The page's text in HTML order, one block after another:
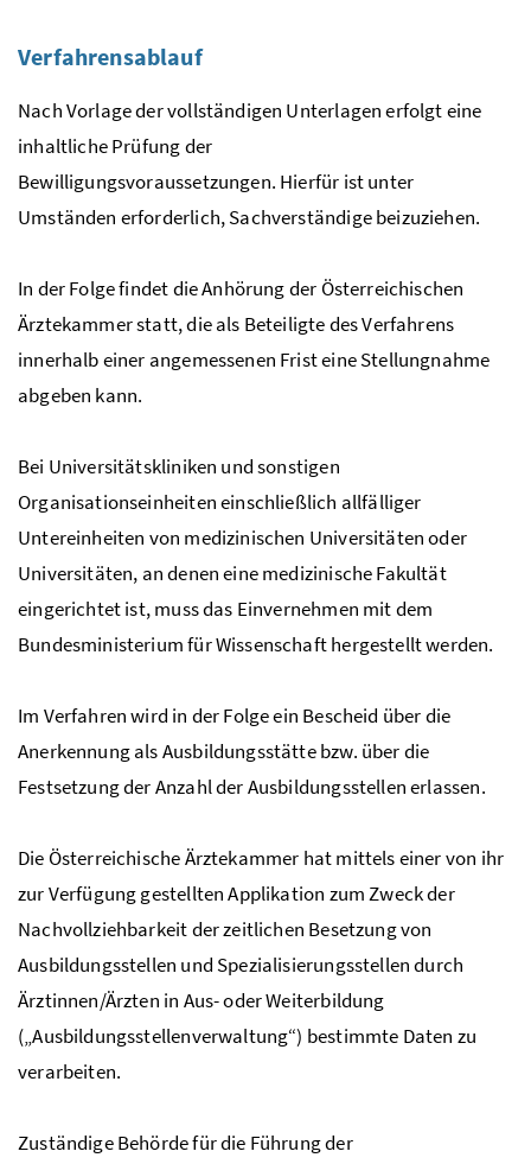
Verfahrensablauf
Nach Vorlage der vollständigen Unterlagen erfolgt eine
inhaltliche Prüfung der
Bewilligungsvoraussetzungen. Hierfür ist unter
Umständen erforderlich, Sachverständige beizuziehen.
In der Folge findet die Anhörung der Österreichischen
Ärztekammer statt, die als Beteiligte des Verfahrens
innerhalb einer angemessenen Frist eine Stellungnahme
abgeben kann.
Bei Universitätskliniken und sonstigen
Organisationseinheiten einschließlich allfälliger
Untereinheiten von medizinischen Universitäten oder
Universitäten, an denen eine medizinische Fakultät
eingerichtet ist, muss das Einvernehmen mit dem
Bundesministerium für Wissenschaft hergestellt werden.
Im Verfahren wird in der Folge ein Bescheid über die
Anerkennung als Ausbildungsstättebzw. über die
Festsetzung der Anzahl der Ausbildungsstellen erlassen.
Die Österreichische Ärztekammer hat mittels einer von ihr
zur Verfügung gestellten Applikation zum Zweck der
Nachvollziehbarkeit der zeitlichen Besetzung von
Ausbildungsstellen und Spezialisierungsstellen durch
Ärztinnen/Ärzten in Aus- oder Weiterbildung
(„Ausbildungsstellenverwaltung“) bestimmte Daten zu
verarbeiten.
Zuständige Behörde für die Führung der